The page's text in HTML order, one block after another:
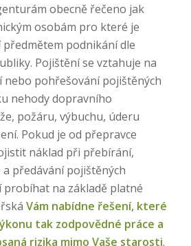
obecně řečeno jak
osobám pro které je
podnikání dle
Pojištění se vztahuje na
nebo pohřešování pojištěných
nehody dopravního
požáru, výbuchu, úderu
Pokud je od přepravce
náklad při přebírání,
a předávání pojištěných
probíhat na základě platné
Vám nabídne řešení, které
tak zodpovědné práce a
rizika mimo Vaše starosti.